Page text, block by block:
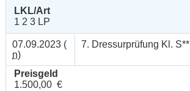
LKL/Art
1 2 3 LP
07.09.2023 (
n)
7. Dressurprüfung Kl. S**
Preisgeld
1.500,00 €